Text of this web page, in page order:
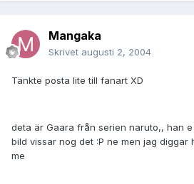
Mangaka
Skrivet augusti 2, 2004
Tänkte posta lite till fanart XD
deta är Gaara från serien naruto,, han
bild vissar nog det :P ne men jag diggar
me